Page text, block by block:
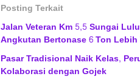
Posting Terkait
Jalan Veteran Km 5,5 Sungai
Angkutan Bertonase 6 Ton
Pasar Tradisional Naik Kelas,
Kolaborasi dengan Gojek